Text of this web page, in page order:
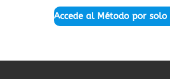
Accede al Método por solo